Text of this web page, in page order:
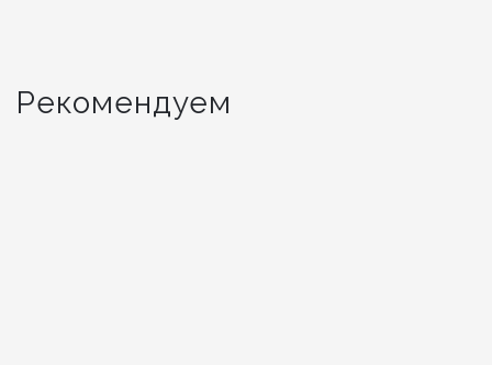
Рекомендуем